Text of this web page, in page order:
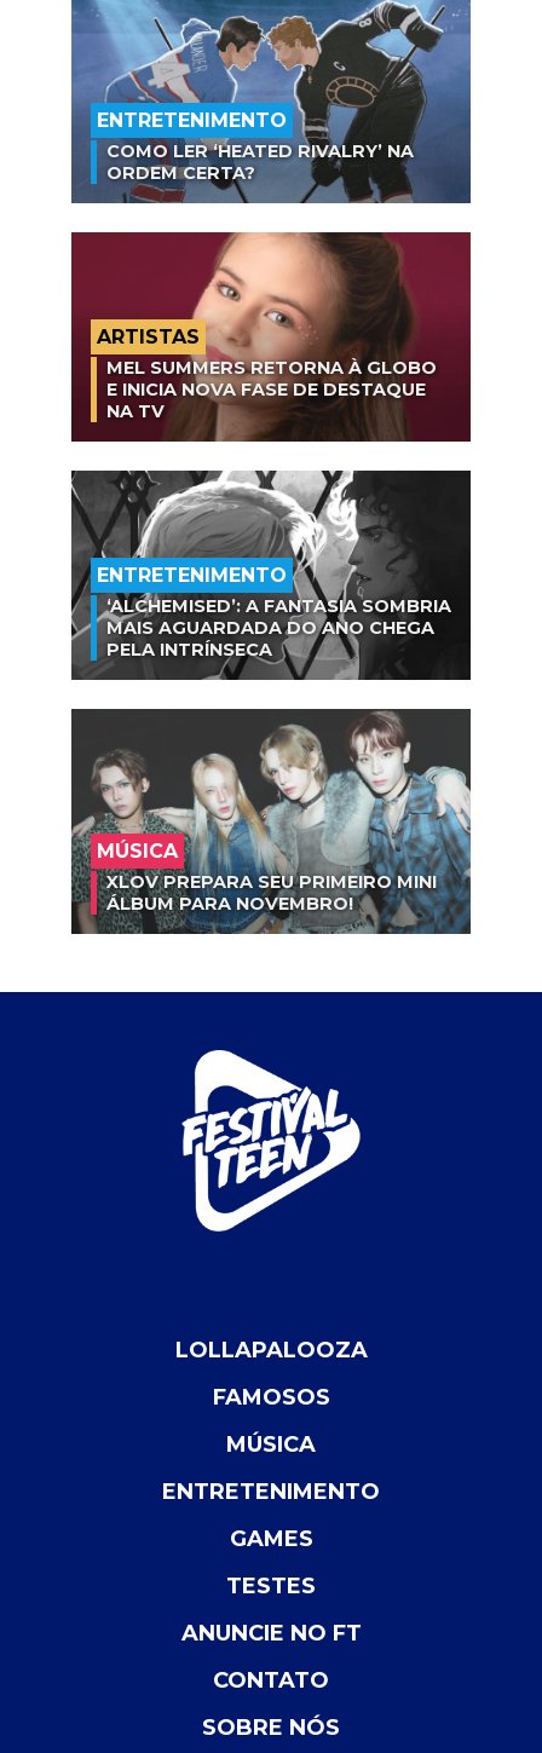
ENTRETENIMENTO
COMO LER ‘HEATED RIVALRY’ NA
ORDEM CERTA?
ARTISTAS
MEL SUMMERS RETORNA À GLOBO
E INICIA NOVA FASE DE DESTAQUE
NA TV
ENTRETENIMENTO
‘ALCHEMISED’: A FANTASIA SOMBRIA
MAIS AGUARDADA DO ANO CHEGA
PELA INTRÍNSECA
MÚSICA
XLOV PREPARA SEU PRIMEIRO MINI
ÁLBUM PARA NOVEMBRO!
LOLLAPALOOZA
FAMOSOS
MÚSICA
ENTRETENIMENTO
GAMES
TESTES
ANUNCIE NO FT
CONTATO
SOBRE NÓS